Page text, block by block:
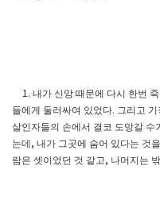
1.내가 신앙 때문에 다시 한번
들에게 둘러싸여 있었다. 그리고
살인자들의 손에서 결코 도망갈 수
는데 , 내가 그곳에 숨어 있다는 것
람은 셋이었던 것 같고, 나머지는